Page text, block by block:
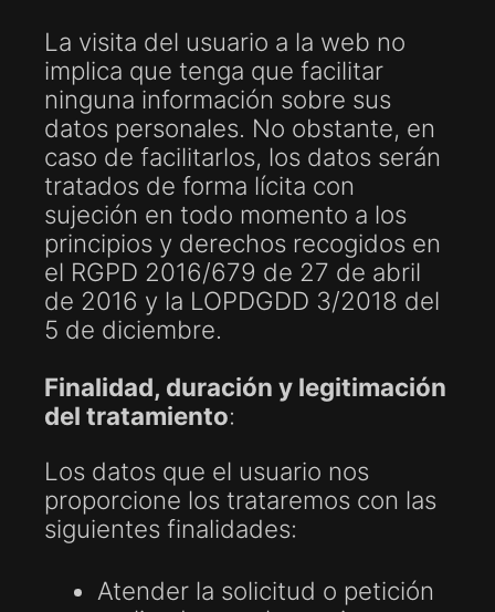
La visita del usuario a la web no
implica que tenga que facilitar
ninguna información sobre sus
datos personales. No obstante, en
caso de facilitarlos, los datos serán
tratados de forma lícita con
sujeción en todo momento a los
principios y derechos recogidos en
el RGPD 2016/679 de 27 de abril
de 2016 y la LOPDGDD 3/2018 del
5 de diciembre.
Finalidad, duración y legitimación
del tratamiento:
Los datos que el usuario nos
proporcione los trataremos con las
siguientes finalidades:
Atender la solicitud o petición